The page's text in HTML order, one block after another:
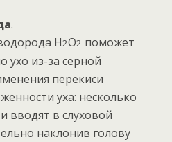
.
H2O2 поможет
ухо из-за серной
перекиси
уха: несколько
вводят в слуховой
наклонив голову